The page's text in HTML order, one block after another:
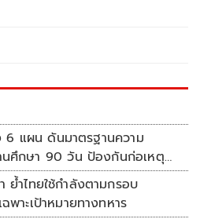
6 แผน ดันมาตรฐานความ
ศึกษา 90 วัน ป้องกันก่อเหตุ
ย้ำไทยใช้กำลังตามกรอบ
พาะเป้าหมายทางทหาร